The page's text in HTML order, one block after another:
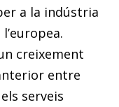
a la indústria
creixement
entre
serveis